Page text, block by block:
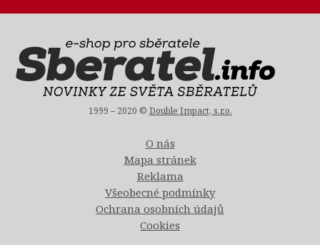
1999 – 2020 © Double Impact, s.r.o.
O nás
Mapa stránek
Reklama
Všeobecné podmínky
Ochrana osobních údajů
Cookies